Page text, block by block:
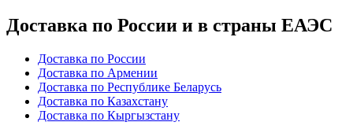
Доставка по России и в страны ЕАЭС
Доставка по России
Доставка по Армении
Доставка по Республике Беларусь
Доставка по Казахстану
Доставка по Кыргызстану